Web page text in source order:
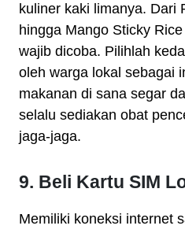
kuliner kaki limanya. Dari
hingga Mango Sticky
wajib dicoba. Pilihlah
oleh warga lokal sebagai
makanan di sana segar
selalu sediakan obat
jaga-jaga.
9. Beli Kartu SIM
Memiliki koneksi internet